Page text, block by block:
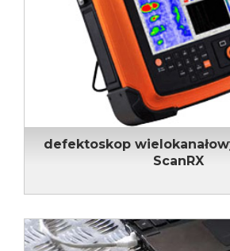
defektoskop
ScanRX